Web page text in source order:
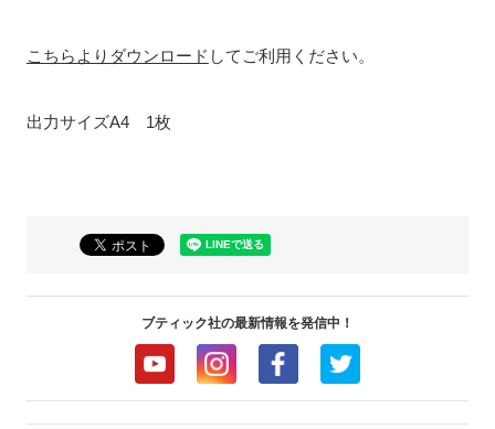
こちらよりダウンロード してご利用ください。
出力サイズA4 1枚
ブティック社の最新情報を発信中！